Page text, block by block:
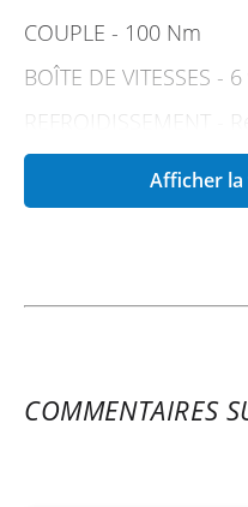
COUPLE - 100 Nm
BOÎTE DE VITESSES -
REFROIDISSEMENT -
PUISSANCE EN KW - 77
DÉMARREUR -
ALÉSAGE - 90.7 mm
CYLINDRÉE - 889 cm³
Afficher
COMMENTAIRES